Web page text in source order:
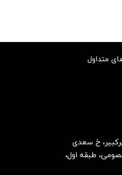
خ سعدی
طبقه اول،
متداول